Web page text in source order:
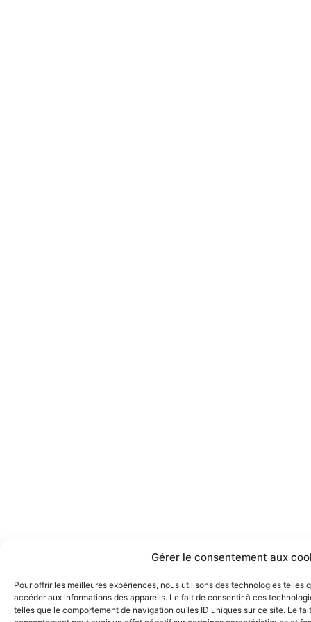
Gérer le consentement aux
Pour offrir les meilleures expériences, nous utilisons des technologies telles
accéder aux informations des appareils. Le fait de consentir à ces
telles que le comportement de navigation ou les ID uniques sur ce site. Le